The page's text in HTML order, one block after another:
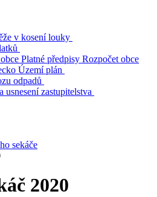
v kosení louky
Platné předpisy Rozpočet obce
Území plán
odpadů
usnesení zastupitelstva
sekáče
2020